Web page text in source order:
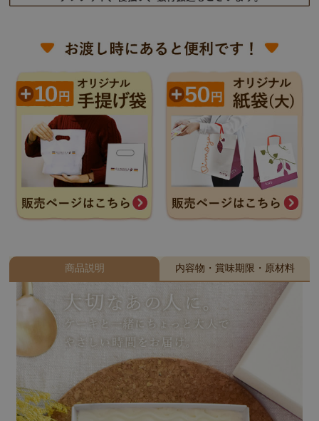
商品説明 内容物・賞味期限・原材料